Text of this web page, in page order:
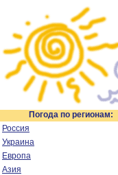
Погода по регионам:
Россия
Украина
Европа
Азия